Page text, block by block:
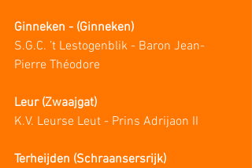
Ginneken - (Ginneken)
S.G.C. ’t Lestogenblik - Baron Jean-
Pierre Théodore
Leur (Zwaajgat)
K.V. Leurse Leut - Prins Adrijaon II
Terheijden (Schraansersrijk)